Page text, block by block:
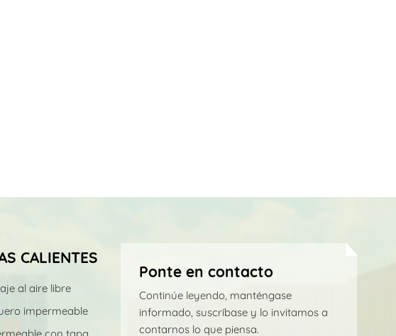
CALIENTES
al aire libre
impermeable
Ponte en contacto
Continúe leyendo, manténgase
informado, suscríbase y lo invitamos a
contarnos lo que piensa.